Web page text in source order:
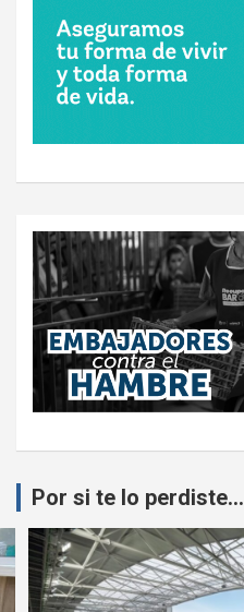
Por si te lo perdiste...